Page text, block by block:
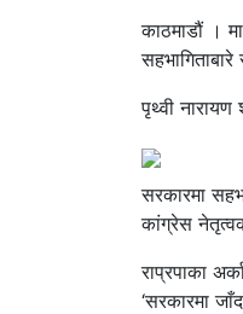
काठमाडौं ।
पृथ्वी नारायण
सरकारमा
कांग्रेस
राप्रपाका
‘सरकारमा